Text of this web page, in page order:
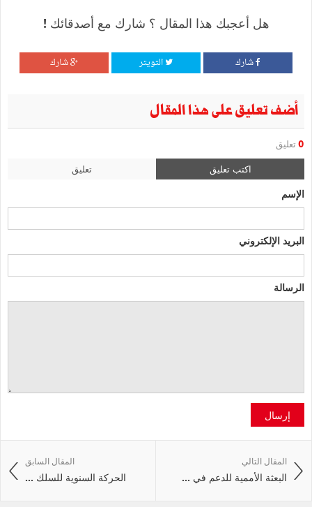
هل أعجبك هذا المقال ؟ شارك مع أصدقائك !
شارك التويتر شارك
أضف تعليق على هذا المقال
0 تعليق
اكتب تعليق تعليق
الإسم
البريد الإلكتروني
الرسالة
إرسال
المقال السابق
الحركة السنوية للسلك ...
المقال التالي
البعثة الأممية للدعم في ...